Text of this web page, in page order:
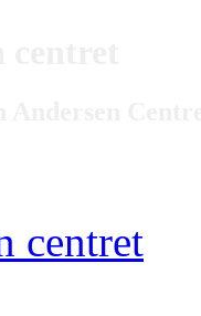
centret